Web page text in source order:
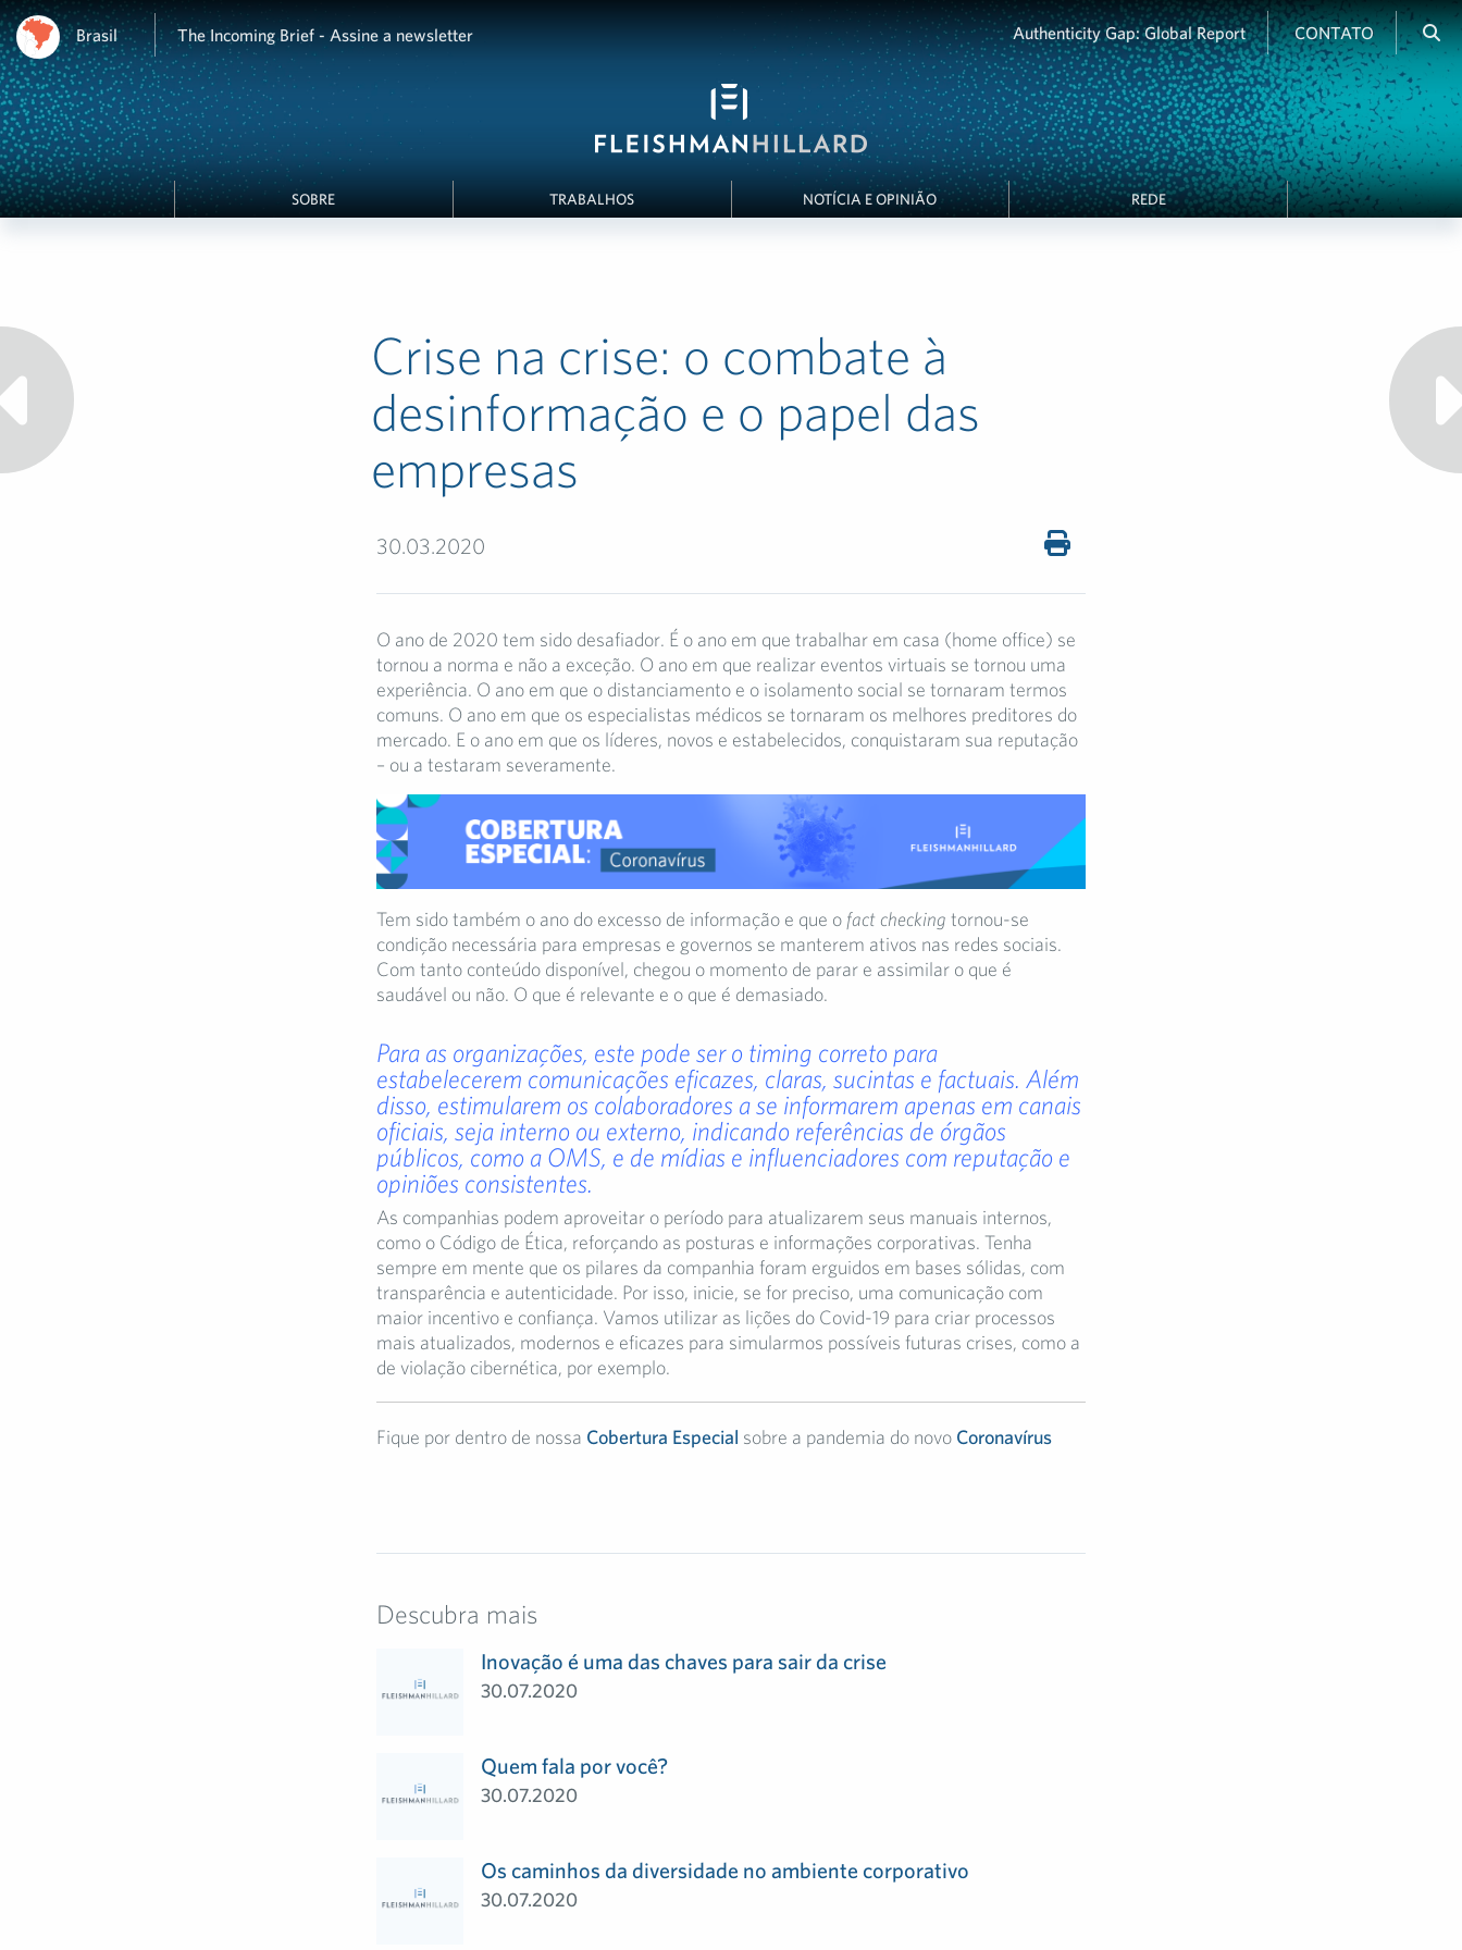
Brasil The Incoming Brief - Assine a newsletter Authenticity Gap: Global Report CONTATO
SOBRE TRABALHOS NOTÍCIA E OPINIÃO REDE
Crise na crise: o combate à
desinformação e o papel das
empresas
30.03.2020
O ano de 2020 tem sido desafiador. É o ano em que trabalhar em casa (home office) se
tornou a norma e não a exceção. O ano em que realizar eventos virtuais se tornou uma
experiência. O ano em que o distanciamento e o isolamento social se tornaram termos
comuns. O ano em que os especialistas médicos se tornaram os melhores preditores do
mercado. E o ano em que os líderes, novos e estabelecidos, conquistaram sua reputação
– ou a testaram severamente.
Tem sido também o ano do excesso de informação e que o fact checking tornou-se
condição necessária para empresas e governos se manterem ativos nas redes sociais.
Com tanto conteúdo disponível, chegou o momento de parar e assimilar o que é
saudável ou não. O que é relevante e o que é demasiado.
Para as organizações, este pode ser o timing correto para
estabelecerem comunicações eficazes, claras, sucintas e factuais. Além
disso, estimularem os colaboradores a se informarem apenas em canais
oficiais, seja interno ou externo, indicando referências de órgãos
públicos, como a OMS, e de mídias e influenciadores com reputação e
opiniões consistentes.
As companhias podem aproveitar o período para atualizarem seus manuais internos,
como o Código de Ética, reforçando as posturas e informações corporativas. Tenha
sempre em mente que os pilares da companhia foram erguidos em bases sólidas, com
transparência e autenticidade. Por isso, inicie, se for preciso, uma comunicação com
maior incentivo e confiança. Vamos utilizar as lições do Covid-19 para criar processos
mais atualizados, modernos e eficazes para simularmos possíveis futuras crises, como a
de violação cibernética, por exemplo.
Fique por dentro de nossa Cobertura Especial sobre a pandemia do novo Coronavírus
Descubra mais
Inovação é uma das chaves para sair da crise
30.07.2020
Quem fala por você?
30.07.2020
Os caminhos da diversidade no ambiente corporativo
30.07.2020